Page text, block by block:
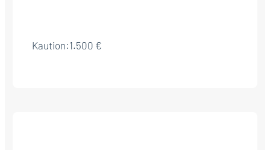
Kaution:1.500 €